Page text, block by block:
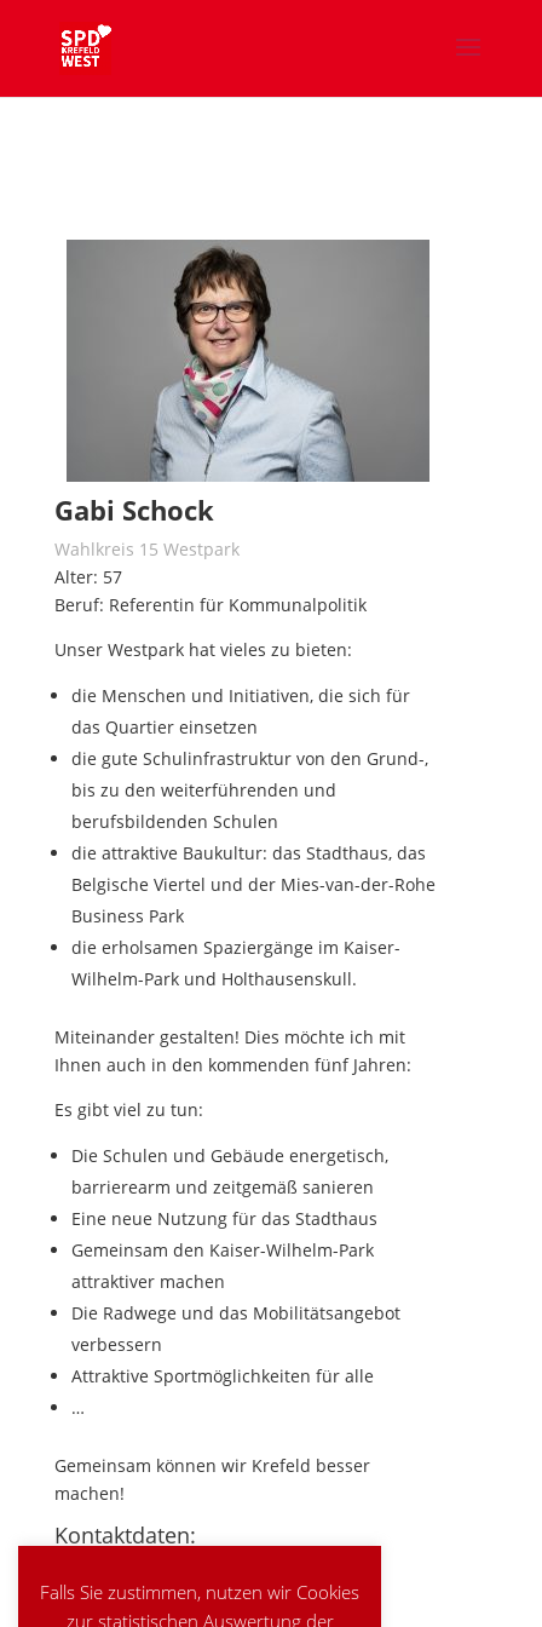
Gabi Schock
Wahlkreis 15 Westpark
Alter: 57
Beruf: Referentin für Kommunalpolitik
Unser Westpark hat vieles zu bieten:
die Menschen und Initiativen, die sich für
das Quartier einsetzen
die gute Schulinfrastruktur von den Grund-,
bis zu den weiterführenden und
berufsbildenden Schulen
die attraktive Baukultur: das Stadthaus, das
Belgische Viertel und der Mies-van-der-Rohe
Business Park
die erholsamen Spaziergänge im Kaiser-
Wilhelm-Park und Holthausenskull.
Miteinander gestalten! Dies möchte ich mit
Ihnen auch in den kommenden fünf Jahren:
Es gibt viel zu tun:
Die Schulen und Gebäude energetisch,
barrierearm und zeitgemäß sanieren
Eine neue Nutzung für das Stadthaus
Gemeinsam den Kaiser-Wilhelm-Park
attraktiver machen
Die Radwege und das Mobilitätsangebot
verbessern
Attraktive Sportmöglichkeiten für alle
…
Gemeinsam können wir Krefeld besser
machen!
Kontaktdaten:
Telefon:0176 / 444 962 76
Falls Sie zustimmen, nutzen wir Cookies
zur statistischen Auswertung der